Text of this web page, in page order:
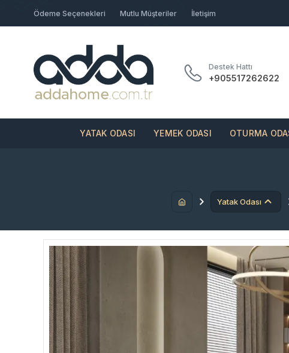
Ödeme Seçenekleri Mutlu Müşteriler İletişim
Destek Hattı
+905517262622
YATAK ODASI YEMEK ODASI OTURMA
Yatak Odası